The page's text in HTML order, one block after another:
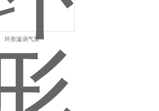
环形漩涡气泵